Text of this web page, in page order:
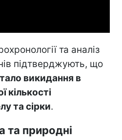
та аналіз
підтверджують, що
викидання в
кількості
та сірки.
та природні